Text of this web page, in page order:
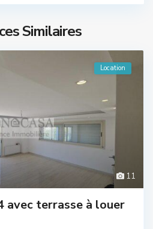
Similaires
11
Location
avec terrasse à louer